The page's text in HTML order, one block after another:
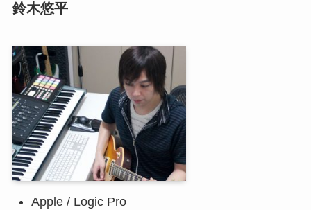
鈴木悠平
Apple / Logic Pro